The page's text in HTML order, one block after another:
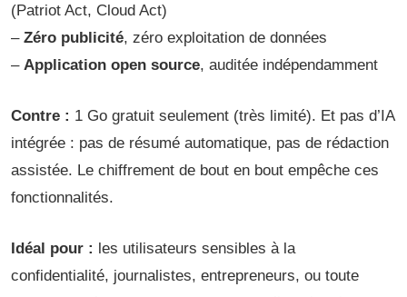
(Patriot Act, Cloud Act)
– Zéro publicité, zéro exploitation de données
– Application open source, auditée indépendamment
Contre : 1 Go gratuit seulement (très limité). Et pas d’IA
intégrée : pas de résumé automatique, pas de rédaction
assistée. Le chiffrement de bout en bout empêche ces
fonctionnalités.
Idéal pour : les utilisateurs sensibles à la
confidentialité, journalistes, entrepreneurs, ou toute